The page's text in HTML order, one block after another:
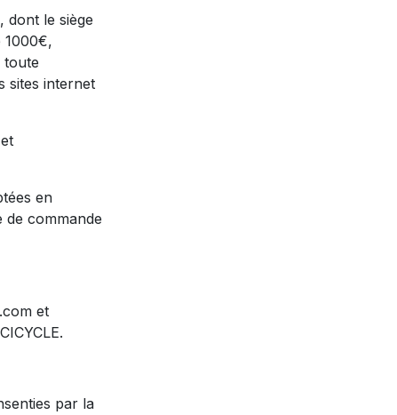
dont le siège
1000€,
toute
sites internet
en
commande
et
par la